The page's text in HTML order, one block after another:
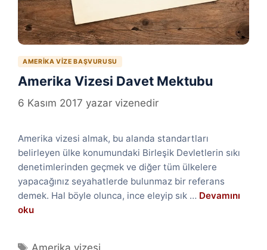
AMERIKA VIZE BAŞVURUSU
Amerika Vizesi Davet Mektubu
6 Kasım 2017 yazar vizenedir
Amerika vizesi almak, bu alanda standartları
belirleyen ülke konumundaki Birleşik Devletlerin sıkı
denetimlerinden geçmek ve diğer tüm ülkelere
yapacağınız seyahatlerde bulunmaz bir referans
demek. Hal böyle olunca, ince eleyip sık … Devamını
oku
Etiketler
Amerika vizesi